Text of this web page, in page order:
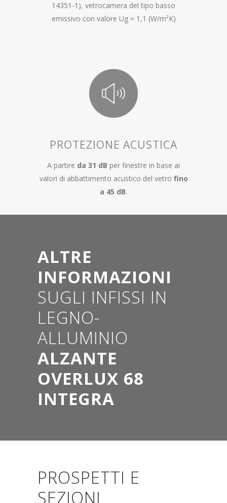
14351-1), vetrocamera del tipo basso
emissivo con valore Ug = 1,1 (W/m²K)
PROTEZIONE ACUSTICA
A partire da 31 dB per finestre in base ai
valori di abbattimento acustico del vetro fino
a 45 dB.
ALTRE
INFORMAZIONI
SUGLI INFISSI IN
LEGNO-
ALLUMINIO
ALZANTE
OVERLUX 68
INTEGRA
PROSPETTI E
SEZIONI